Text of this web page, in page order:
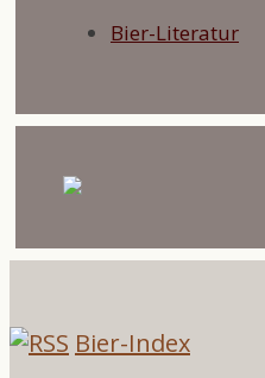
Bier-Literatur
Bier-Index